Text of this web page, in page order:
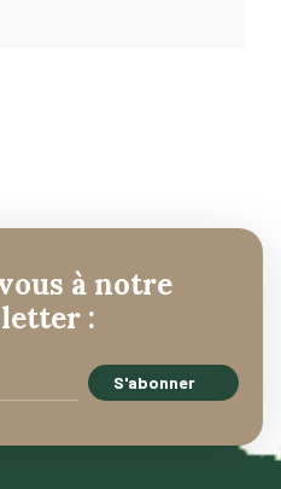
à notre
: